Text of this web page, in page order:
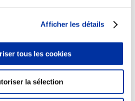
Afficher les détails
tous les cookies
la sélection
et santé
et attractivité des métiers